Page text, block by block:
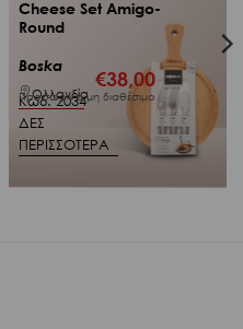
Κωδ. 2034
ΔΕΣ
ΠΕΡΙΣΣΟΤΕΡΑ
Cheese Set Amigo-
Round
Boska
Ολλανδία
€38,00
Προσωρινά μη διαθέσιμο